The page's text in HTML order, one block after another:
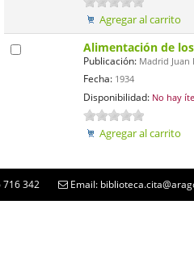
Agregar al carrito
Alimentación de
Publicación:Madrid Juan
Fecha:1934
Disponibilidad: No hay
Agregar al carrito
342 Email: